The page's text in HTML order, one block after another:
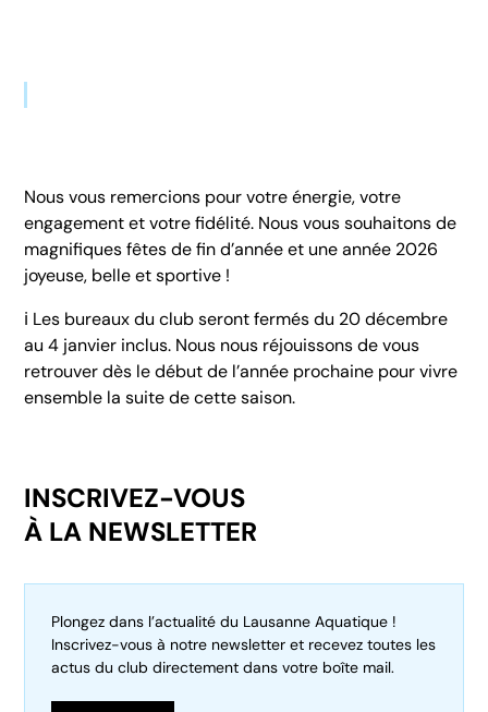
Nous vous remercions pour votre énergie, votre
engagement et votre fidélité. Nous vous souhaitons de
magnifiques fêtes de fin d’année et une année 2026
joyeuse, belle et sportive !
ℹ️ Les bureaux du club seront fermés du 20 décembre
au 4 janvier inclus. Nous nous réjouissons de vous
retrouver dès le début de l’année prochaine pour vivre
ensemble la suite de cette saison.
INSCRIVEZ-VOUS
À LA NEWSLETTER
Plongez dans l’actualité du Lausanne Aquatique !
Inscrivez-vous à notre newsletter et recevez toutes les
actus du club directement dans votre boîte mail.